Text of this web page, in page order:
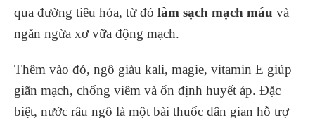
qua đường tiêu hóa, từ đó làm sạch mạch máu và
ngăn ngừa xơ vữa động mạch.
Thêm vào đó, ngô giàu kali, magie, vitamin E giúp
giãn mạch, chống viêm và ổn định huyết áp. Đặc
biệt, nước râu ngô là một bài thuốc dân gian hỗ trợ